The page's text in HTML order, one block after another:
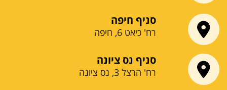
סניף חיפה
רח' כיאט 6, חיפה
סניף נס ציונה
רח' הרצל 3, נס ציונה